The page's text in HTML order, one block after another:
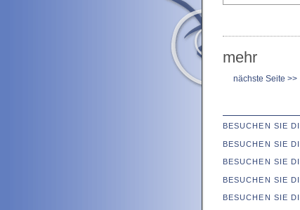
mehr
nächste Seite >>
BESUCHEN SIE
BESUCHEN SIE
BESUCHEN SIE
BESUCHEN SIE
BESUCHEN SIE